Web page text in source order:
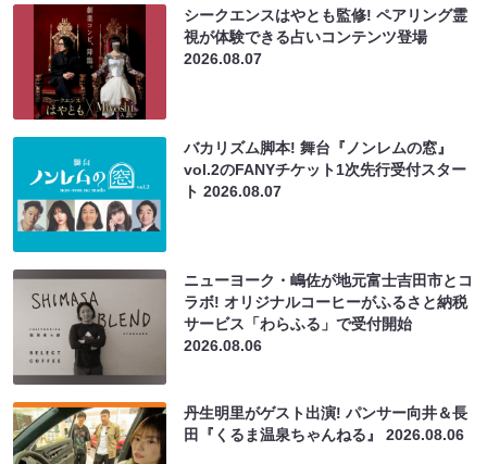
シークエンスはやとも監修! ペアリング霊
視が体験できる占いコンテンツ登場
2026.08.07
バカリズム脚本! 舞台『ノンレムの窓』
vol.2のFANYチケット1次先行受付スター
ト2026.08.07
ニューヨーク・嶋佐が地元富士吉田市とコ
ラボ! オリジナルコーヒーがふるさと納税
サービス「わらふる」で受付開始
2026.08.06
丹生明里がゲスト出演! パンサー向井＆長
田『くるま温泉ちゃんねる』2026.08.06